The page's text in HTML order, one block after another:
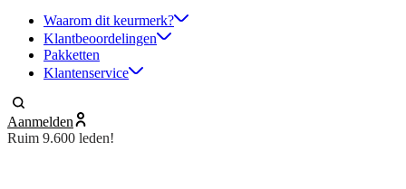
Waarom dit keurmerk?
Klantbeoordelingen
Pakketten
Klantenservice
Aanmelden
Ruim 9.600 leden!